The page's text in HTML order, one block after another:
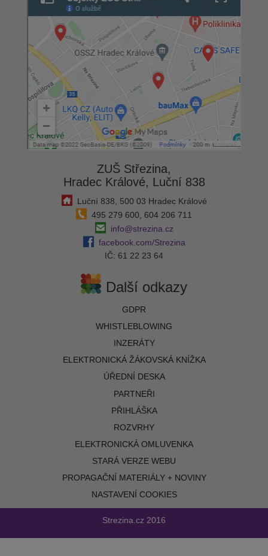
ZUŠ Střezina,
Hradec Králové, Luční 838
Luční 838, 500 03 Hradec Králové
495 279 600, 604 206 711
info@strezina.cz
facebook.com/Strezina
IČ: 61 22 23 64
Další odkazy
GDPR
WHISTLEBLOWING
INZERÁTY
ELEKTRONICKÁ ŽÁKOVSKÁ KNÍŽKA
ÚŘEDNÍ DESKA
PARTNEŘI
PŘIHLÁŠKA
ROZVRHY
ELEKTRONICKÁ OMLUVENKA
STARÁ VERZE WEBU
PROPAGAČNÍ MATERIÁLY + NOVINY
NASTAVENÍ COOKIES
Strezina.cz 2016